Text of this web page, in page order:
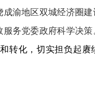
渝地区双城经济圈
务党委政府科学决
转化，切实担负起赓